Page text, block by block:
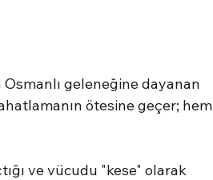
Osmanlı geleneğine dayanan
ötesine geçer; hem
ve vücudu "kese" olarak